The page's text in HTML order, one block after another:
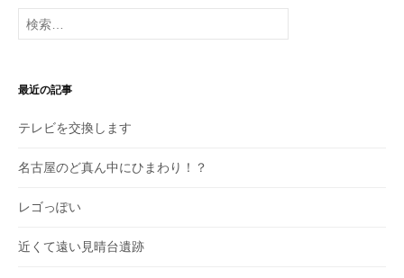
投
稿
検
索:
最近の記事
テレビを交換します
名古屋のど真ん中にひまわり！？
レゴっぽい
近くて遠い見晴台遺跡